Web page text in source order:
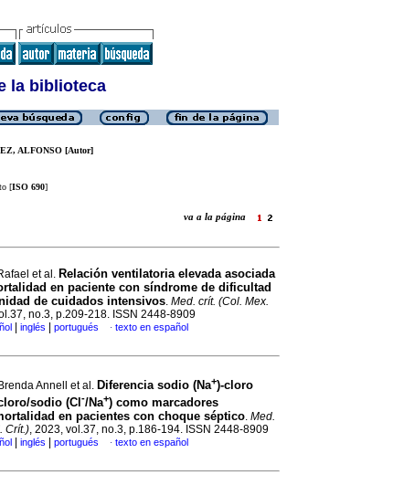
la biblioteca
ALFONSO [Autor]
[ISO 690]
va a la página
et al. Relación ventilatoria elevada asociada
en paciente con síndrome de dificultad
de cuidados intensivos. Med. crít. (Col. Mex.
no.3, p.209-218. ISSN 2448-8909
inglés portugués · texto en español
Annell et al. Diferencia sodio (Na+)-cloro
sodio (Cl-/Na+) como marcadores
en pacientes con choque séptico Med.
Crít.) , 2023, vol.37, no.3, p.186-194. ISSN 2448-8909
| inglés | portugués · texto en español